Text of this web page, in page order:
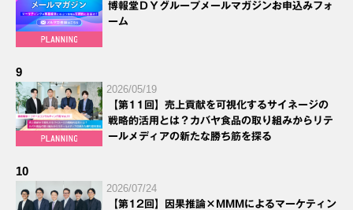
博報堂ＤＹグループメールマガジンお申込みフォ
ーム
9
2026/05/19
【第11回】売上貢献を可視化するサイネージの
戦略的活用とは？カバヤ食品の取り組みからリテ
ールメディアの新たな勝ち筋を探る
10
2026/07/24
【第12回】因果推論×MMMによるマーケティン